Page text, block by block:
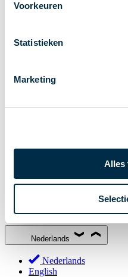
Voorkeuren
Statistieken
Marketing
Alles
Stakeholderforum
Werkgroepen
NPFF
Nederlands
Nederlands
English